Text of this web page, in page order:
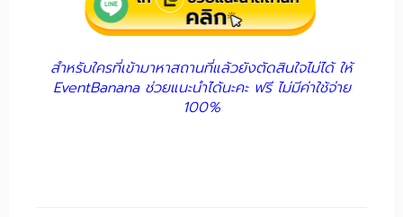
สำหรับใครที่เข้ามาหาสถานที่แล้วยังตัดสินใจไม่ได้ ให้
EventBanana ช่วยแนะนำได้นะคะ ฟรี ไม่มีค่าใช้จ่าย
100%